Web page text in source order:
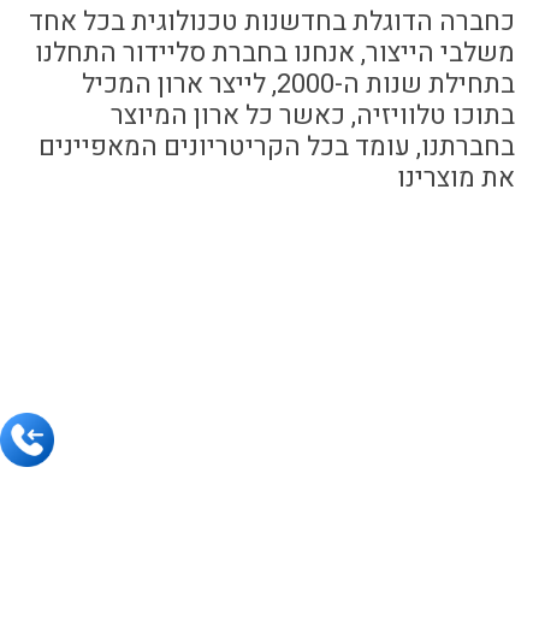
כחברה הדוגלת בחדשנות טכנולוגית בכל אחד
משלבי הייצור, אנחנו בחברת סליידור התחלנו
בתחילת שנות ה-2000, לייצר ארון המכיל
בתוכו טלוויזיה, כאשר כל ארון המיוצר
בחברתנו, עומד בכל הקריטריונים המאפיינים
את מוצרינו